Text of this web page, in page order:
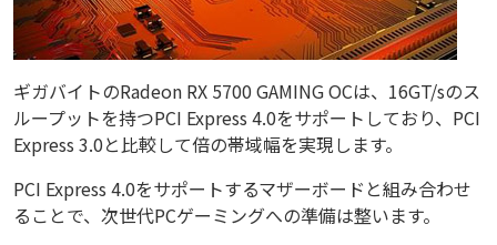
ギガバイトのRadeon RX 5700 GAMING OCは、16GT/sのス
ループットを持つPCI Express 4.0をサポートしており、PCI
Express 3.0と比較して倍の帯域幅を実現します。
PCI Express 4.0をサポートするマザーボードと組み合わせ
ることで、次世代PCゲーミングへの準備は整います。